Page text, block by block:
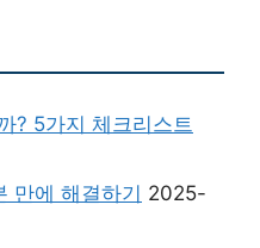
? 5가지 체크리스트
만에 해결하기 2025-